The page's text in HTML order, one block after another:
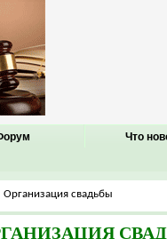
Что
Организация свадьбы